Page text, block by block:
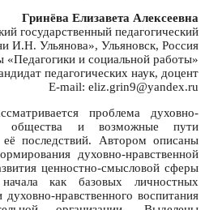
Гринёва Елизавета Алексеевна
государственный педагогический
И.Н. Ульянова», Ульяновск, Россия
и социальной работы»
педагогических наук, доцент
E-mail: eliz.grin9@yandex.ru
проблема духовно-
общества и возможные пути
последствий. Автором описаны
духовно-нравственной
ценностно-смысловой сферы
начала как базовых личностных
духовно-нравственного воспитания